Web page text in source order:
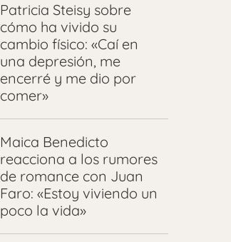
Patricia Steisy sobre
cómo ha vivido su
cambio físico: «Caí en
una depresión, me
encerré y me dio por
comer»
Maica Benedicto
reacciona a los rumores
de romance con Juan
Faro: «Estoy viviendo un
poco la vida»